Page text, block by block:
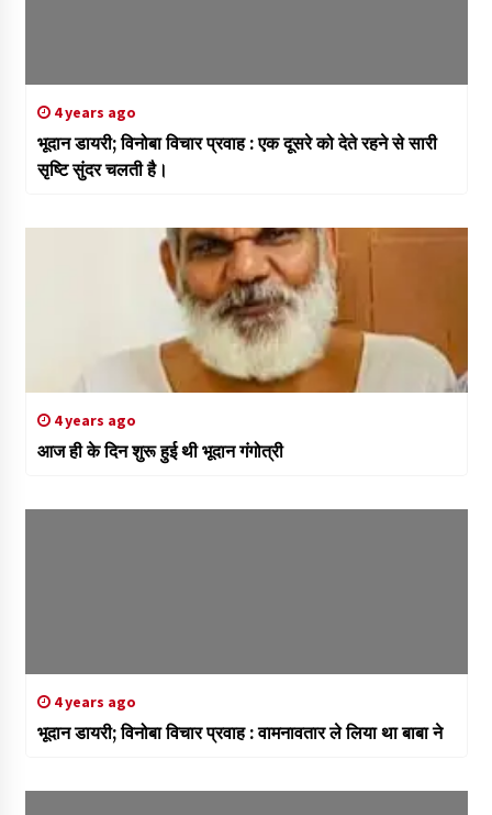
4 years ago
भूदान डायरी; विनोबा विचार प्रवाह : एक दूसरे को देते रहने से सारी
सृष्टि सुंदर चलती है।
4 years ago
आज ही के दिन शुरू हुई थी भूदान गंगोत्री
4 years ago
भूदान डायरी; विनोबा विचार प्रवाह : वामनावतार ले लिया था बाबा ने